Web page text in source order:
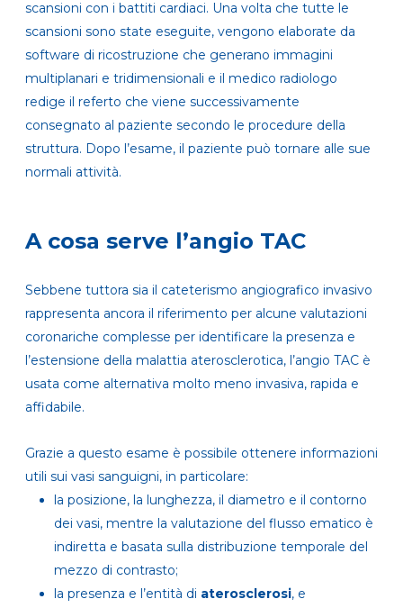
scansioni con i battiti cardiaci. Una volta che tutte le
scansioni sono state eseguite, vengono elaborate da
software di ricostruzione che generano immagini
multiplanari e tridimensionali e il medico radiologo
redige il referto che viene successivamente
consegnato al paziente secondo le procedure della
struttura. Dopo l’esame, il paziente può tornare alle sue
normali attività.
A cosa serve l’angio TAC
Sebbene tuttora sia il cateterismo angiografico invasivo
rappresenta ancora il riferimento per alcune valutazioni
coronariche complesse per identificare la presenza e
l’estensione della malattia aterosclerotica, l’angio TAC è
usata come alternativa molto meno invasiva, rapida e
affidabile.
Grazie a questo esame è possibile ottenere informazioni
utili sui vasi sanguigni, in particolare:
la posizione, la lunghezza, il diametro e il contorno
dei vasi, mentre la valutazione del flusso ematico è
indiretta e basata sulla distribuzione temporale del
mezzo di contrasto;
la presenza e l’entità di aterosclerosi, e